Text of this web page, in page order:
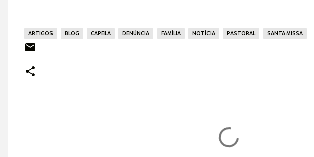
ARTIGOS BLOG CAPELA DENÚNCIA FAMÍLIA NOTÍCIA PASTORAL SANTA MISSA